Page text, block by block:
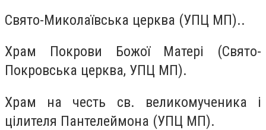
Свято-Миколаївська церква (УПЦ МП)..
Храм Покрови Божої Mатері (Свято-
Покровська церква, УПЦ МП).
Храм на честь св. великомученика і
цілителя Пантелеймона (УПЦ МП).